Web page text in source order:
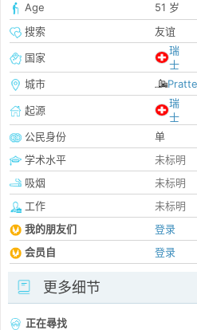
Age
51 岁
搜索
友谊
国家
瑞
士
城市
起源
瑞
士
公民身份
单
学术水平
未标明
吸烟
未标明
工作
未标明
我的朋友们
登录
会员自
登录
更多细节
正在尋找